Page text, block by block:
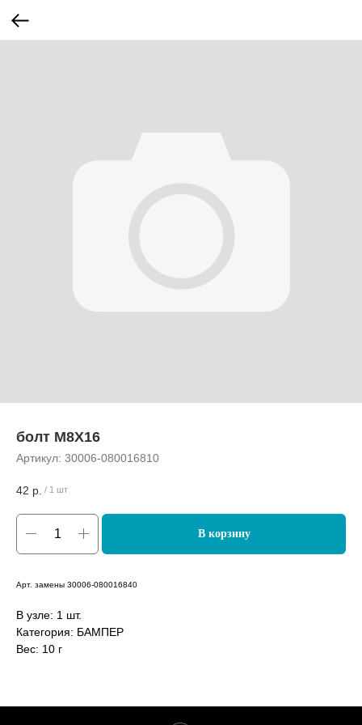
болт M8X16
Артикул: 30006-080016810
42 р. / 1 шт
В корзину
Арт. замены 30006-080016840
В узле: 1 шт.
Категория: БАМПЕР
Вес: 10 г